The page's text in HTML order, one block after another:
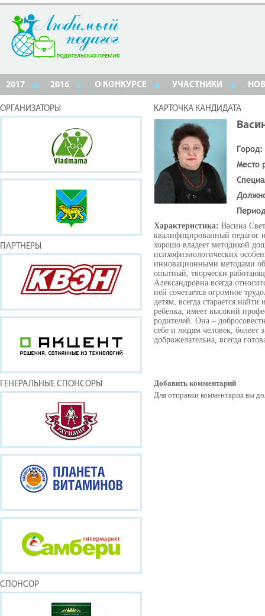
2017 2016 О КОНКУРСЕ УЧАСТНИКИ
ОРГАНИЗАТОРЫ
ПАРТНЕРЫ
ГЕНЕРАЛЬНЫЕ СПОНСОРЫ
СПОНСОР
КАРТОЧКА КАНДИДАТА
Город:
Место
Характеристика: Васина
квалифицированный педагог
хорошо владеет методикой
психофизиологических
инновационными методами
опытный, творчески
Александровна всегда
ней сочетается огромное
детям, всегда старается
ребенка, имеет высокий
родителей. Она –
себе и людям человек, болеет
доброжелательна, всегда
Добавить комментарий
Для отправки комментария вы